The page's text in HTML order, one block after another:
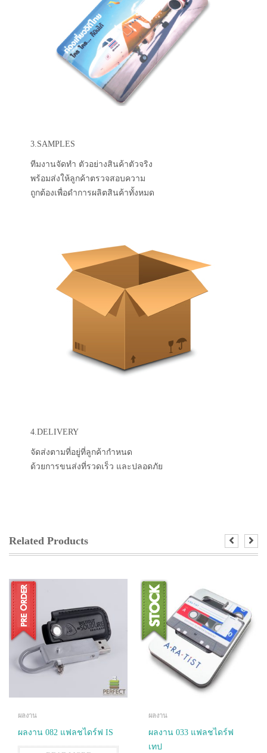
3.SAMPLES
ทีมงานจัดทำ ตัวอย่างสินค้าตัวจริง
พร้อมส่งให้ลูกค้าตรวจสอบความ
ถูกต้องเพื่อดำการผลิตสินค้าทั้งหมด
4.DELIVERY
จัดส่งตามที่อยู่ที่ลูกค้ากำหนด
ด้วยการขนส่งที่รวดเร็ว และปลอดภัย
Related Products
ผลงาน
ผลงาน 082 แฟลชไดร์ฟ IS
ผลงาน
ผลงาน 033 แฟลชไดร์ฟ
เทป